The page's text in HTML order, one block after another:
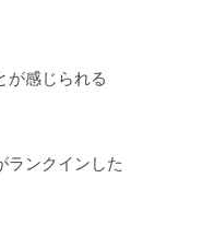
が感じられる
ランクインした